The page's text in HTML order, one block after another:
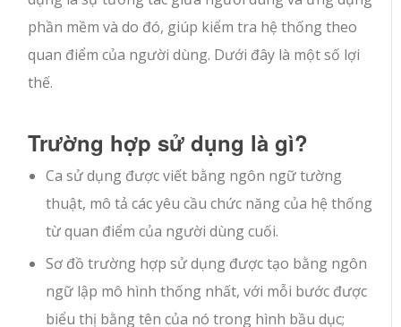
phần mềm và do đó, giúp kiểm tra hệ thống theo
quan điểm của người dùng. Dưới đây là một số lợi
thế.
Trường hợp sử dụng là gì?
Ca sử dụng được viết bằng ngôn ngữ tường
thuật, mô tả các yêu cầu chức năng của hệ thống
từ quan điểm của người dùng cuối.
Sơ đồ trường hợp sử dụng được tạo bằng ngôn
ngữ lập mô hình thống nhất, với mỗi bước được
biểu thị bằng tên của nó trong hình bầu dục;